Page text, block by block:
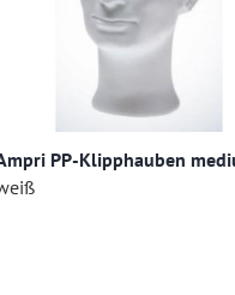
PP-Klipphauben